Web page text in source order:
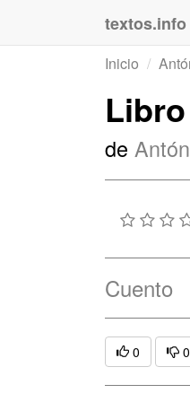
textos.info
Inicio
de
Cuento
0 0